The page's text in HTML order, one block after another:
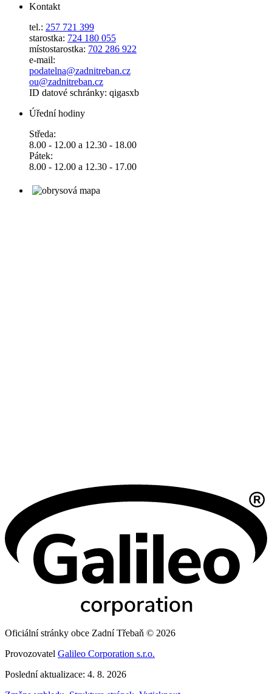
Kontakt
tel.: 257 721 399
starostka: 724 180 055
místostarostka: 702 286 922
e-mail:
podatelna@zadnitreban.cz
ou@zadnitreban.cz
ID datové schránky: qigasxb
Úřední hodiny
Středa:
8.00 - 12.00 a 12.30 - 18.00
Pátek:
8.00 - 12.00 a 12.30 - 17.00
Oficiální stránky obce Zadní Třebaň © 2026
Provozovatel Galileo Corporation s.r.o.
Poslední aktualizace: 4. 8. 2026